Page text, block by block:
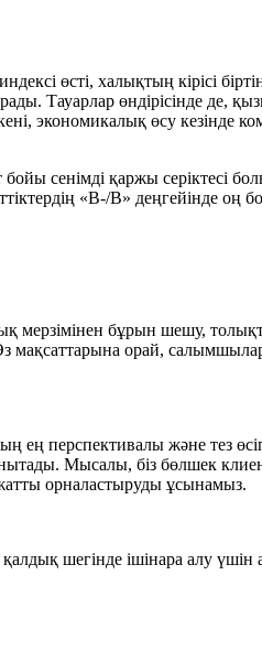
өсті, халықтың кірісі
Тауарлар өндірісінде де,
экономикалық өсу кезінде
сенімді қаржы серіктесі
«B-/B» деңгейінде оң
мерзімінен бұрын шешу,
Өз мақсаттарына орай,
перспективалы және тез
Мысалы, біз бөлшек
орналастыруды ұсынамыз.
шегінде ішінара алу үшін